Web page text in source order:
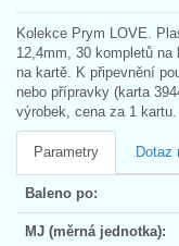
Kolekce Prym LOVE.
12,4mm, 30 kompletů
na kartě. K připevnění
nebo přípravky (karta
výrobek, cena za 1 kartu.
Parametry Dotaz
Baleno po:
MJ (měrná jednotka):